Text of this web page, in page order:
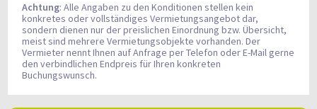
Achtung: Alle Angaben zu den Konditionen stellen kein
konkretes oder vollständiges Vermietungsangebot dar,
sondern dienen nur der preislichen Einordnung bzw. Übersicht,
meist sind mehrere Vermietungsobjekte vorhanden. Der
Vermieter nennt Ihnen auf Anfrage per Telefon oder E-Mail gerne
den verbindlichen Endpreis für Ihren konkreten
Buchungswunsch.